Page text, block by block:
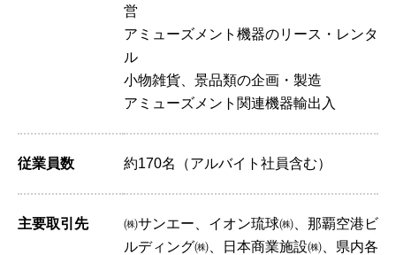
営
アミューズメント機器のリース・レンタ
ル
小物雑貨、景品類の企画・製造
アミューズメント関連機器輸出入
従業員数 約170名（アルバイト社員含む）
主要取引先
㈱サンエー、イオン琉球㈱、那覇空港ビ
ルディング㈱、日本商業施設㈱、県内各